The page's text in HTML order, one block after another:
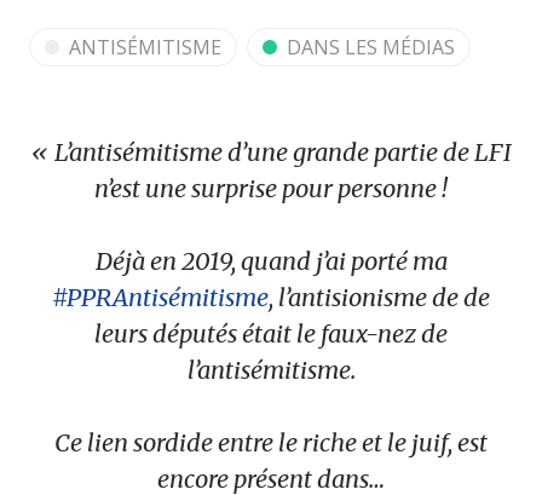
ANTISÉMITISME DANS LES MÉDIAS
L’antisémitisme d’une grande partie de LFI
n’est une surprise pour personne !
Déjà en 2019, quand j’ai porté ma
#PPRAntisémitisme, l’antisionisme de de
leurs députés était le faux-nez de
l’antisémitisme.
Ce lien sordide entre le riche et le juif, est
encore présent dans…